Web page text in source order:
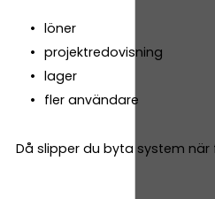
löner
projektredovisning
lager
fler användare
Då slipper du byta system